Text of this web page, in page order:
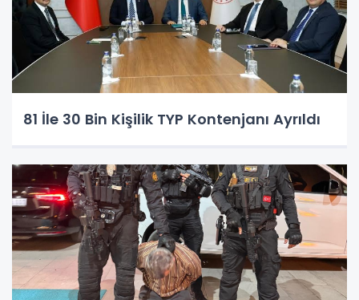
81 İle 30 Bin Kişilik TYP Kontenjanı Ayrıldı